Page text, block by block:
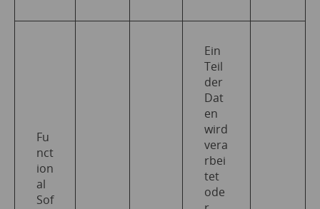
Fu
nct
ion
al
Sof
Ein
Teil
der
Dat
en
wird
vera
rbei
tet
ode